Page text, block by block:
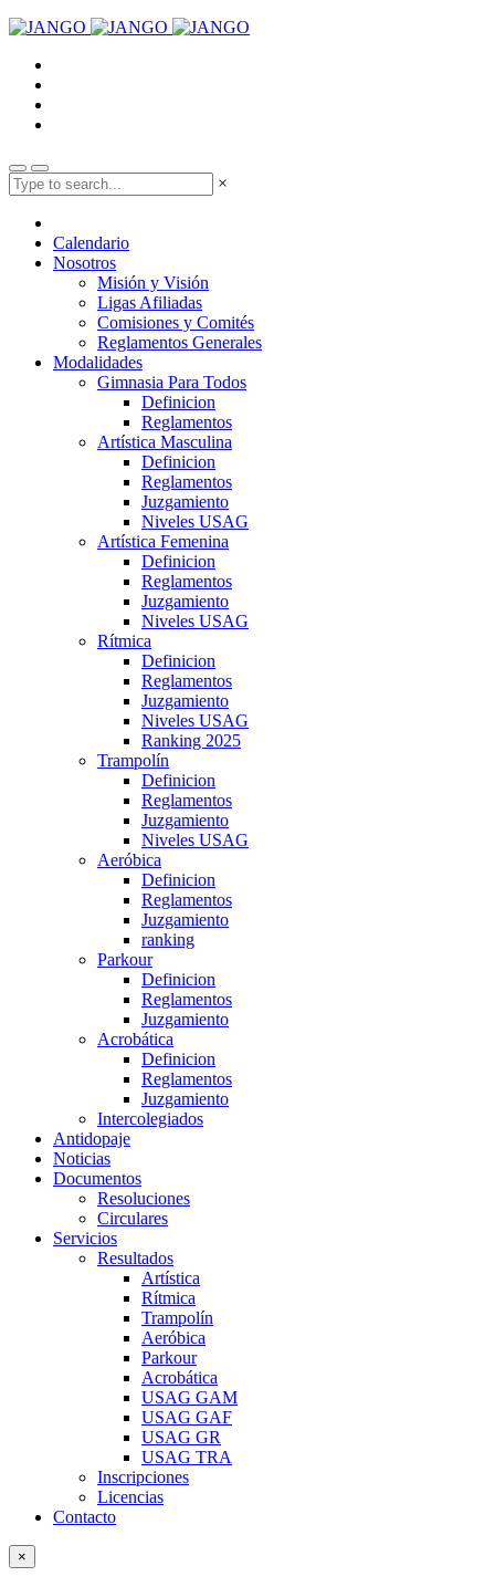
×
Calendario
Nosotros
Misión y Visión
Ligas Afiliadas
Comisiones y Comités
Reglamentos Generales
Modalidades
Gimnasia Para Todos
Definicion
Reglamentos
Artística Masculina
Definicion
Reglamentos
Juzgamiento
Niveles USAG
Artística Femenina
Definicion
Reglamentos
Juzgamiento
Niveles USAG
Rítmica
Definicion
Reglamentos
Juzgamiento
Niveles USAG
Ranking 2025
Trampolín
Definicion
Reglamentos
Juzgamiento
Niveles USAG
Aeróbica
Definicion
Reglamentos
Juzgamiento
ranking
Parkour
Definicion
Reglamentos
Juzgamiento
Acrobática
Definicion
Reglamentos
Juzgamiento
Intercolegiados
Antidopaje
Noticias
Documentos
Resoluciones
Circulares
Servicios
Resultados
Artística
Rítmica
Trampolín
Aeróbica
Parkour
Acrobática
USAG GAM
USAG GAF
USAG GR
USAG TRA
Inscripciones
Licencias
Contacto
×